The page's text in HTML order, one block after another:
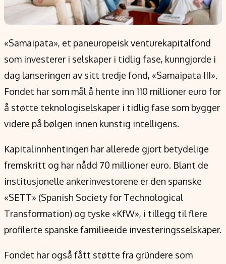
Informasjon
Om oss
Kontakt oss
Forfattere og redaksjon
Etiske retningslinjer
Verdensnyheter
Alt om penger på engelsk
«Samaipata», et paneuropeisk venturekapitalfond
som investerer i selskaper i tidlig fase, kunngjorde i
dag lanseringen av sitt tredje fond, «Samaipata III».
Fondet har som mål å hente inn 110 millioner euro for
å støtte teknologiselskaper i tidlig fase som bygger
videre på bølgen innen kunstig intelligens.
Kapitalinnhentingen har allerede gjort betydelige
fremskritt og har nådd 70 millioner euro. Blant de
institusjonelle ankerinvestorene er den spanske
«SETT» (Spanish Society for Technological
Transformation) og tyske «KfW», i tillegg til flere
profilerte spanske familieeide investeringsselskaper.
Fondet har også fått støtte fra gründere som